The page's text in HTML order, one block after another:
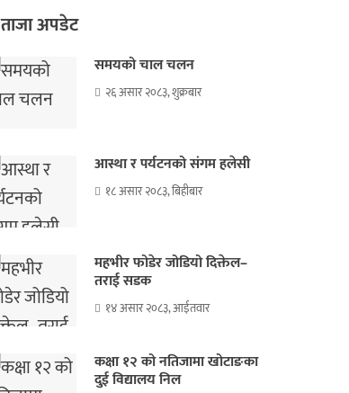
ताजा अपडेट
समयको चाल चलन
२६ असार २०८३, शुक्रबार
आस्था र पर्यटनको संगम हलेसी
१८ असार २०८३, बिहीबार
महभीर फोडेर जोडियो दिक्तेल–
तराई सडक
१४ असार २०८३, आईतवार
कक्षा १२ को नतिजामा खोटाङका
दुई विद्यालय निल